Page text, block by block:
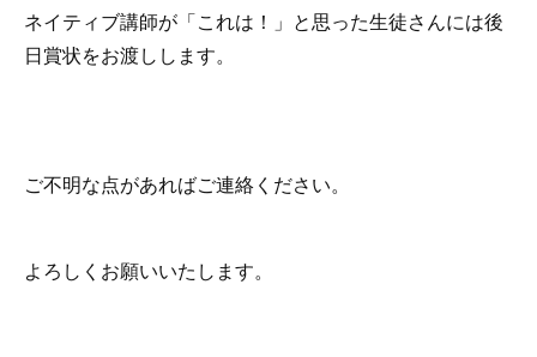
ネイティブ講師が「これは！」と思った生徒さんには後
日賞状をお渡しします。
ご不明な点があればご連絡ください。
よろしくお願いいたします。